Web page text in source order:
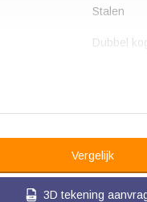
Stalen
Dubbel
Vergelijk
3D tekening